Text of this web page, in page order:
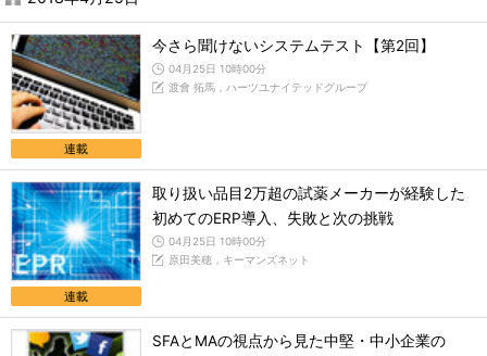
連載
今さら聞けないシステムテスト【第2回】
04月25日 10時00分
渡會 拓馬，ハーツユナイテッドグループ
連載
取り扱い品目2万超の試薬メーカーが経験した
初めてのERP導入、失敗と次の挑戦
04月25日 10時00分
原田美穂，キーマンズネット
SFAとMAの視点から見た中堅・中小企業の